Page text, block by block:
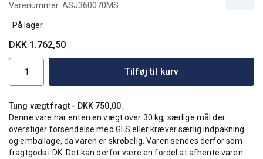
Varenummer: ASJ360070MS
På lager
DKK 1.762,50
Tilføj til kurv
Tung vægt fragt - DKK 750,00.
Denne vare har enten en vægt over 30 kg, særlige mål der
overstiger forsendelse med GLS eller kræver særlig indpakning
og emballage, da varen er skrøbelig. Varen sendes derfor som
fragtgods i DK. Det kan derfor være en fordel at afhente varen